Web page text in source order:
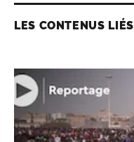
LES CONTENUS LIÉS